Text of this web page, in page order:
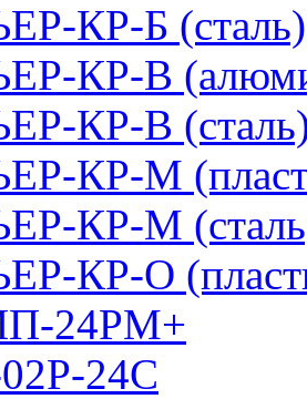
КР-Б (сталь)
КР-В
КР-В
КР-М
КР-М
КР-О
24РМ+
24С